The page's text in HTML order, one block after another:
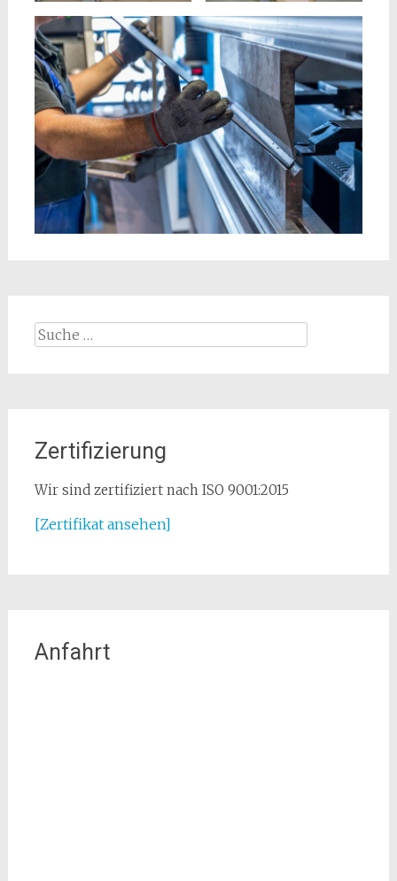
Suche
Zertifizierung
Wir sind zertifiziert nach ISO 9001:2015
[Zertifikat ansehen]
Anfahrt